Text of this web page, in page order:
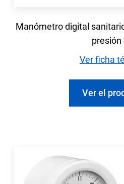
Manómetro digital
presión
Ver ficha
Ver el